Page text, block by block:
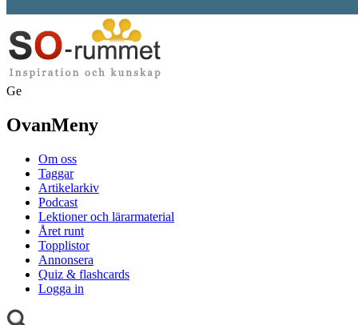
Ge
OvanMeny
Om oss
Taggar
Artikelarkiv
Podcast
Lektioner och lärarmaterial
Året runt
Topplistor
Annonsera
Quiz & flashcards
Logga in